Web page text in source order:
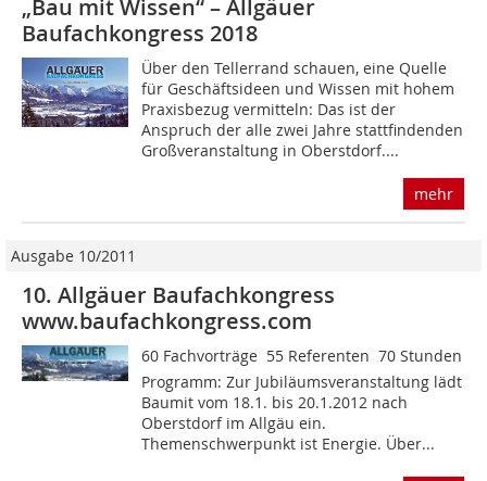
„Bau mit Wissen“ – Allgäuer
Baufachkongress 2018
Über den Tellerrand schauen, eine Quelle
für Geschäftsideen und Wissen mit hohem
Praxisbezug vermitteln: Das ist der
Anspruch der alle zwei Jahre stattfindenden
Großveranstaltung in Oberstdorf....
mehr
Ausgabe 10/2011
10. Allgäuer Baufachkongress
www.baufachkongress.com
60 Fachvorträge  55 Referenten  70 Stunden
Programm: Zur Jubiläumsveranstaltung lädt
Baumit vom 18.1. bis 20.1.2012 nach
Oberstdorf im Allgäu ein.
Themenschwerpunkt ist Energie. Über...